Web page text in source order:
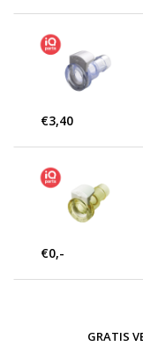
€3,40
€0,-
GRATIS